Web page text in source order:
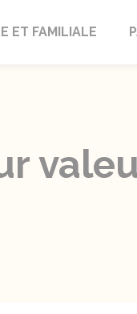
ET FAMILIALE